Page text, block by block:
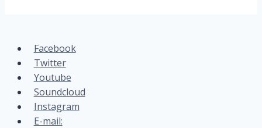
Facebook
Twitter
Youtube
Soundcloud
Instagram
E-mail: